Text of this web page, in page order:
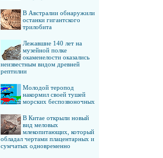
В Австралии обнаружили
останки гигантского
трилобита
Лежавшие 140 лет на
музейной полке
окаменелости оказались
неизвестным видом древней
рептилии
Молодой теропод
накормил своей тушей
морских беспозвоночных
В Китае открыли новый
вид меловых
млекопитающих, который
обладал чертами плацентарных и
сумчатых одновременно